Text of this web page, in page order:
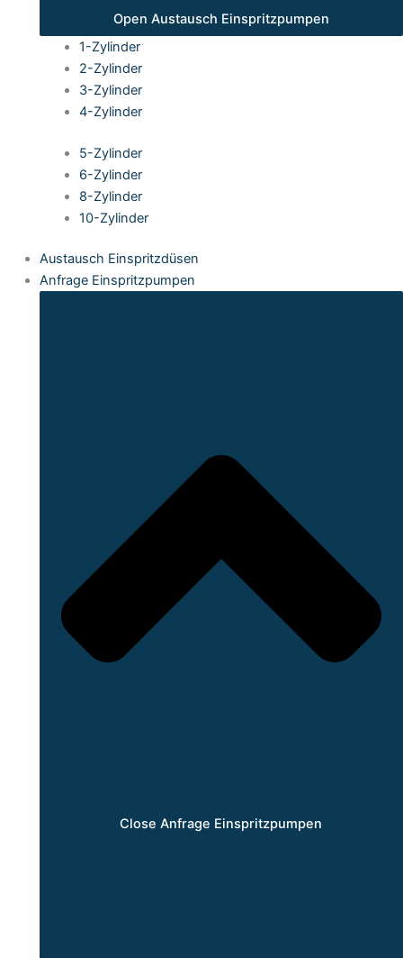
Open Austausch Einspritzpumpen
1-Zylinder
2-Zylinder
3-Zylinder
4-Zylinder
5-Zylinder
6-Zylinder
8-Zylinder
10-Zylinder
Austausch Einspritzdüsen
Anfrage Einspritzpumpen
Close Anfrage Einspritzpumpen